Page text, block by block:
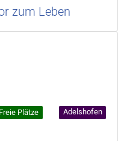
zum Leben
Freie Plätze Adelshofen